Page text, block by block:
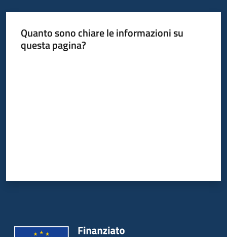
Quanto sono chiare le informazioni su
questa pagina?